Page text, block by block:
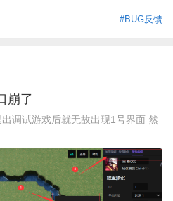
#BUG反馈
崩了
调试游戏后就无故出现1号界面 然